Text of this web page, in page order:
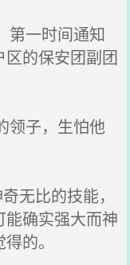
一时间通知
的保安团副团
领子，生怕他
无比的技能，
确实强大而神
的。